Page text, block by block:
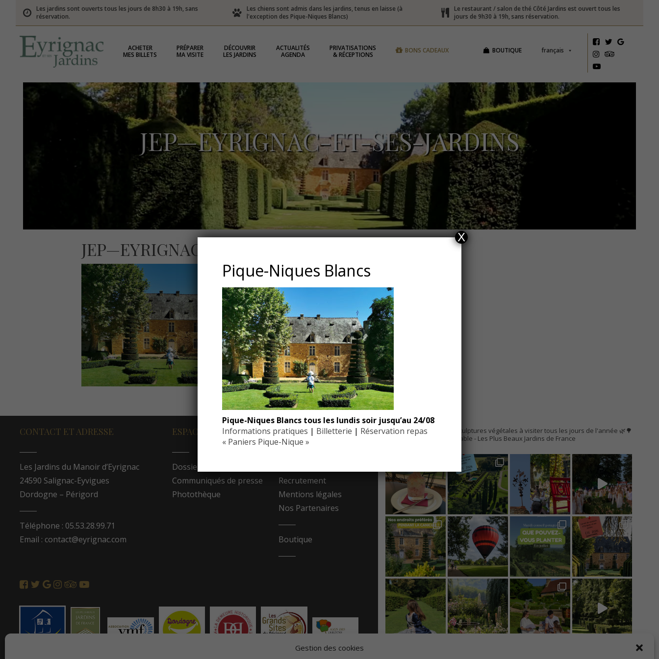
Gestion des cookies
Les jardins sont ouverts tous les jours de 8h30 à 19h, sans
réservation.
Les chiens sont admis dans les jardins, tenus en laisse (à
l'exception des Pique-Niques Blancs)
Le restaurant / salon de thé Côté Jardins est ouvert tous les
jours de 9h30 à 19h, sans réservation.
ACHETER
MES BILLETS
PRÉPARER
MA VISITE
DÉCOUVRIR
LES JARDINS
ACTUALITÉS
AGENDA
PRIVATISATIONS
& RÉCEPTIONS
français
BOUTIQUE
BONS CADEAUX
JEP—EYRIGNAC-ET-SES-JARDINS
JEP—EYRIGNAC-ET-SES-JARDINS
CONTACT ET ADRESSE
Les Jardins du Manoir d’Eyrignac
24590 Salignac-Eyvigues
Dordogne – Périgord
Téléphone : 05.53.28.99.71
Email : contact@eyrignac.com
ESPACE PRESSE
Dossier de presse
Communiqués de presse
Photothèque
Recrutement
Mentions légales
Nos Partenaires
Boutique
EYRIGNAC
10 hectares de sculptures végétales à visiter tous les jours de l'année 🌿🌳
- Jardin Remarquable- Les Plus Beaux Jardins de France
Pique-Niques Blancs
Pique-Niques Blancs tous les lundis soir jusqu’au 24/08
Informations pratiques | Billetterie | Réservation repas
« Paniers Pique-Nique »
X